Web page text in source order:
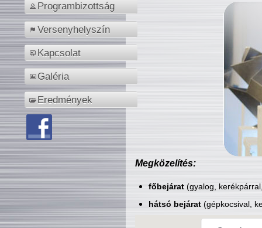
Programbizottság
Versenyhelyszín
Kapcsolat
Galéria
Eredmények
Megközelítés:
főbejárat(gyalog,
hátsó bejárat(gépkocsival,